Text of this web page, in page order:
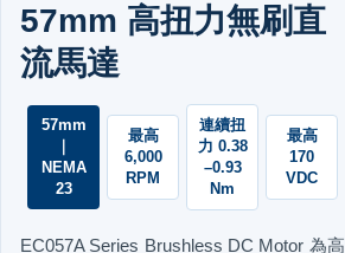
57mm 高扭力無刷直
流馬達
57mm
｜
NEMA
23
最高
6,000
RPM
連續扭
力 0.38
–0.93
Nm
最高
170
VDC
EC057A Series Brushless DC Motor 為高